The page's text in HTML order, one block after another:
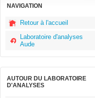
NAVIGATION
Retour à l'accueil
Laboratoire d'analyses
Aude
AUTOUR DU LABORATOIRE
D'ANALYSES